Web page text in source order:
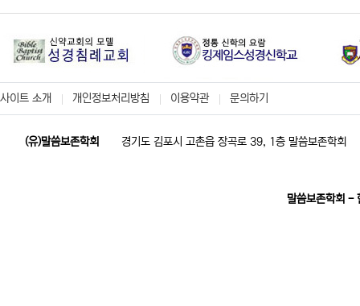
사이트 소개 개인정보처리방침 이용약관 문의하기
(유)말씀보존학회 경기도 김포시 고촌읍 장곡로 39, 1층 말씀보존학회
말씀보존학회 -